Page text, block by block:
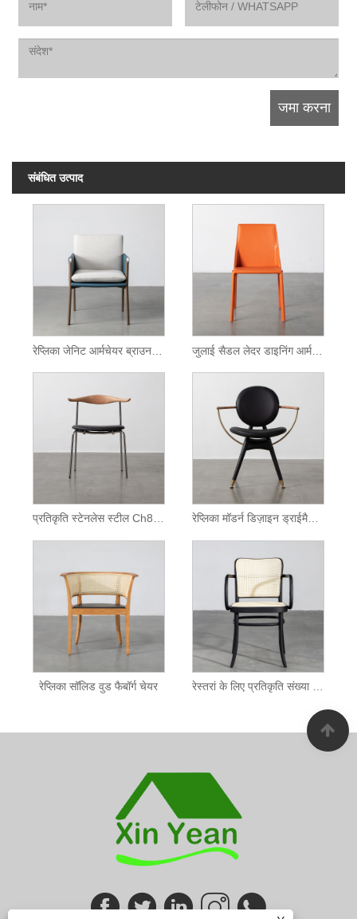
संबंधित उत्पाद
रेप्लिका जेनिट आर्मचेयर ब्राउन लेदर डाइनिंग चेयर जुलाई सैडल लेदर डाइनिंग आर्मलेस चेयर
प्रतिकृति स्टेनलेस स्टील Ch88 कुर्सी रेप्लिका मॉडर्न डिज़ाइन ड्राईमैन सर्कल आर्मचेयर
रेप्लिका सॉलिड वुड फैबॉर्ग चेयर